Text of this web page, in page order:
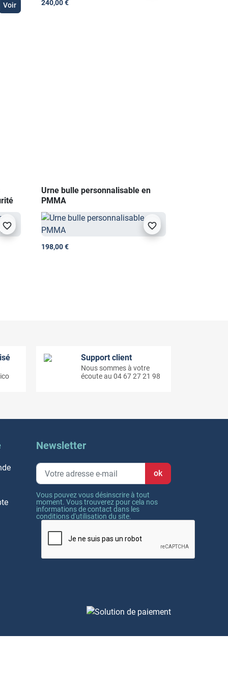
Voir 240,00 €
visibility
favorite_border
Urne bulle personnalisable en
PMMA
visibility
favorite_border
198,00 €
Support client
Nous sommes à votre
écoute au 04 67 27 21 98
Newsletter
Vous pouvez vous désinscrire à tout
moment. Vous trouverez pour cela nos
informations de contact dans les
conditions d'utilisation du site.